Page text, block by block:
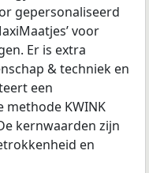
gepersonaliseerd
voor
Er is extra
& techniek en
een
KWINK
kernwaarden zijn
en